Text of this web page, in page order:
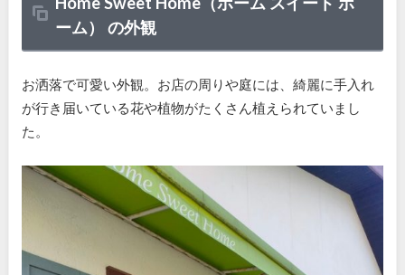
ーム） の外観
お洒落で可愛い外観。お店の周りや庭には、綺麗に手入れ
が行き届いている花や植物がたくさん植えられていまし
た。